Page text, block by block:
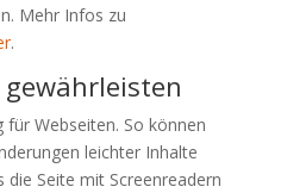
Mehr Infos zu
.
Webseiten. So können
leichter Inhalte
Seite mit Screenreadern